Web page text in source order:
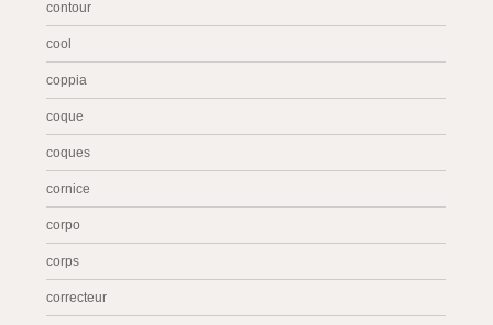
contour
cool
coppia
coque
coques
cornice
corpo
corps
correcteur